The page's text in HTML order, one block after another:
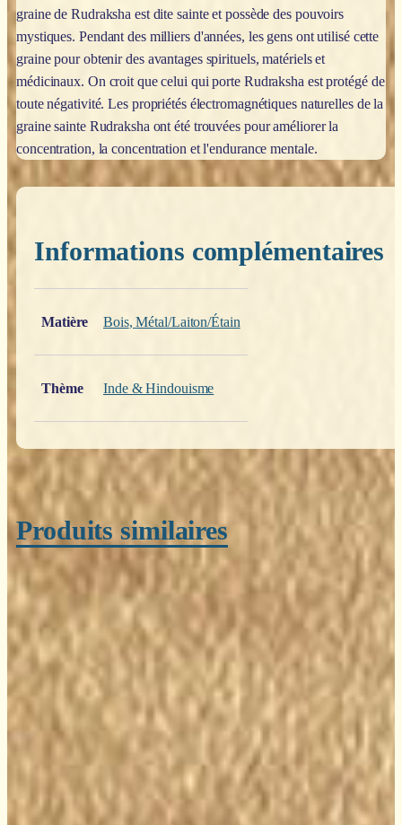
graine de Rudraksha est dite sainte et possède des pouvoirs
mystiques. Pendant des milliers d'années, les gens ont utilisé cette
graine pour obtenir des avantages spirituels, matériels et
médicinaux. On croit que celui qui porte Rudraksha est protégé de
toute négativité. Les propriétés électromagnétiques naturelles de la
graine sainte Rudraksha ont été trouvées pour améliorer la
concentration, la concentration et l'endurance mentale.
Informations complémentaires
Matière
Bois,Métal/Laiton/Étain
Thème Inde & Hindouisme
Produits similaires